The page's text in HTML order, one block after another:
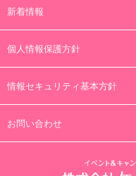
新着情報
個人情報保護方針
情報セキュリティ基本方針
お問い合わせ